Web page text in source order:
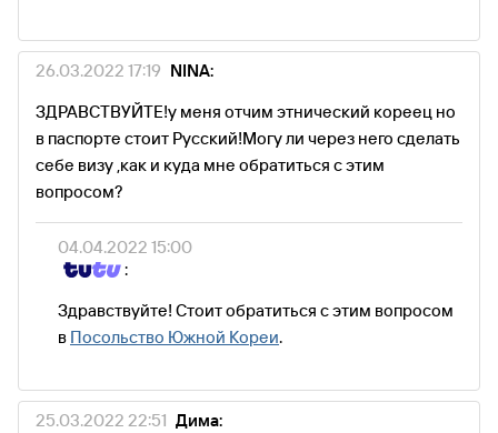
26.03.2022 17:19 NINA:
ЗДРАВСТВУЙТЕ!у меня отчим этнический кореец но
в паспорте стоит Русский!Могу ли через него сделать
себе визу ,как и куда мне обратиться с этим
вопросом?
04.04.2022 15:00
:
Здравствуйте! Стоит обратиться с этим вопросом
в Посольство Южной Кореи.
25.03.2022 22:51 Дима: